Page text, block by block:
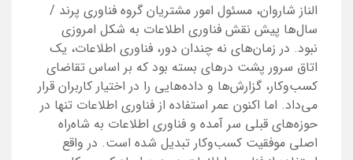
الناز شاروان، مسئول امور مشتریان گروه فناوری پرند /
سال‌ها پیش نقش فناوری اطلاعات به شکل امروزی
نبود. در زمان‌های نه چندان دور، فناوری اطلاعات، یک
اتاق سرور پشت درهای بسته بود که بر اساس تقاضای
کسب‌وکار، گزارش‌ها و داده‌هایی را در اختیار کاربران قرار
می‌داد. اما اکنون عمر استفاده از فناوری اطلاعات تنها در
حوزه‌های قبلی سر آمده و فناوری اطلاعات به شاه‌راه
اصلی موفقیت کسب‌وکار تبدیل شده است. در واقع